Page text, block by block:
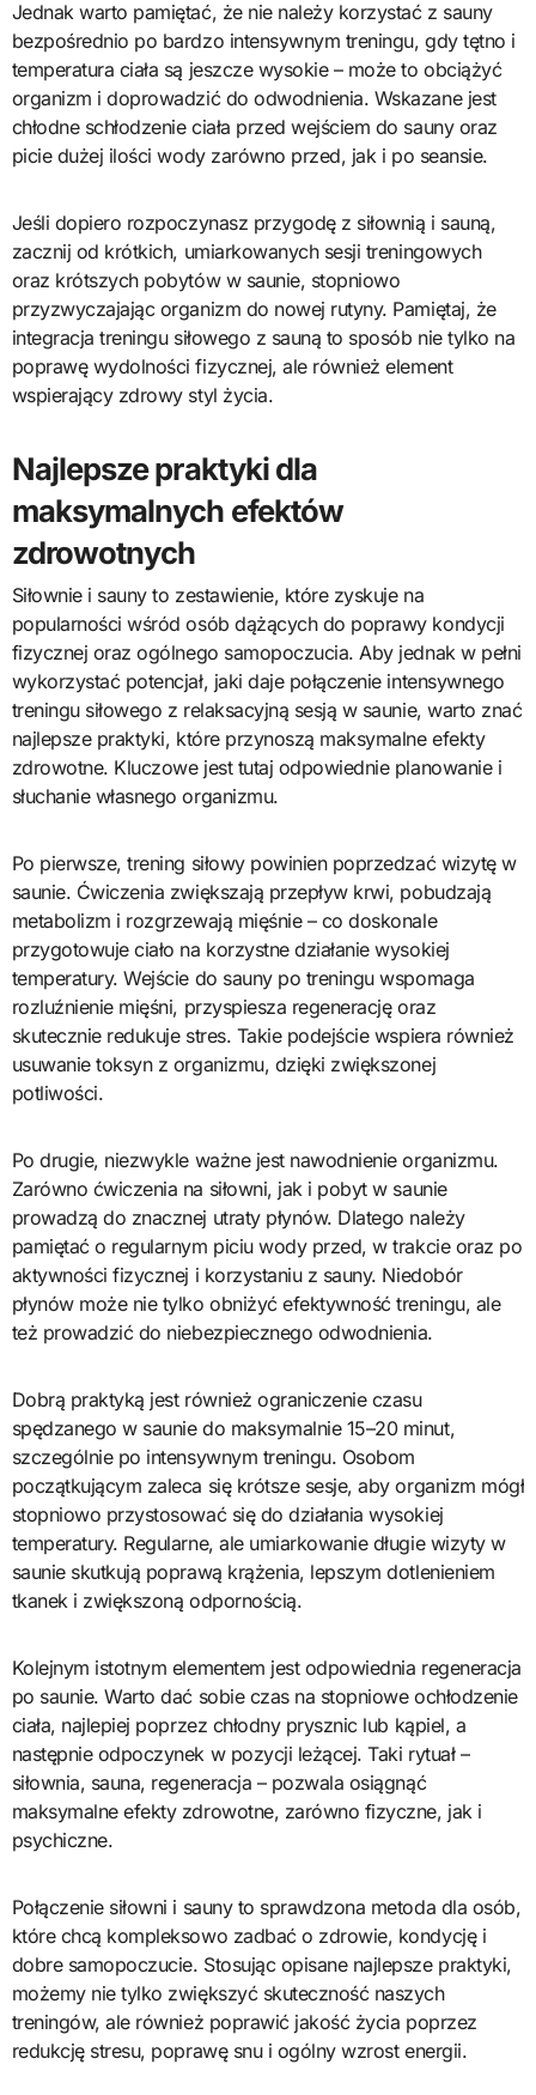
Jednak warto pamiętać, że nie należy korzystać z sauny
bezpośrednio po bardzo intensywnym treningu, gdy tętno i
temperatura ciała są jeszcze wysokie – może to obciążyć
organizm i doprowadzić do odwodnienia. Wskazane jest
chłodne schłodzenie ciała przed wejściem do sauny oraz
picie dużej ilości wody zarówno przed, jak i po seansie.
Jeśli dopiero rozpoczynasz przygodę z siłownią i sauną,
zacznij od krótkich, umiarkowanych sesji treningowych
oraz krótszych pobytów w saunie, stopniowo
przyzwyczajając organizm do nowej rutyny. Pamiętaj, że
integracja treningu siłowego z sauną to sposób nie tylko na
poprawę wydolności fizycznej, ale również element
wspierający zdrowy styl życia.
Najlepsze praktyki dla
maksymalnych efektów
zdrowotnych
Siłownie i sauny to zestawienie, które zyskuje na
popularności wśród osób dążących do poprawy kondycji
fizycznej oraz ogólnego samopoczucia. Aby jednak w pełni
wykorzystać potencjał, jaki daje połączenie intensywnego
treningu siłowego z relaksacyjną sesją w saunie, warto znać
najlepsze praktyki, które przynoszą maksymalne efekty
zdrowotne. Kluczowe jest tutaj odpowiednie planowanie i
słuchanie własnego organizmu.
Po pierwsze, trening siłowy powinien poprzedzać wizytę w
saunie. Ćwiczenia zwiększają przepływ krwi, pobudzają
metabolizm i rozgrzewają mięśnie – co doskonale
przygotowuje ciało na korzystne działanie wysokiej
temperatury. Wejście do sauny po treningu wspomaga
rozluźnienie mięśni, przyspiesza regenerację oraz
skutecznie redukuje stres. Takie podejście wspiera również
usuwanie toksyn z organizmu, dzięki zwiększonej
potliwości.
Po drugie, niezwykle ważne jest nawodnienie organizmu.
Zarówno ćwiczenia na siłowni, jak i pobyt w saunie
prowadzą do znacznej utraty płynów. Dlatego należy
pamiętać o regularnym piciu wody przed, w trakcie oraz po
aktywności fizycznej i korzystaniu z sauny. Niedobór
płynów może nie tylko obniżyć efektywność treningu, ale
też prowadzić do niebezpiecznego odwodnienia.
Dobrą praktyką jest również ograniczenie czasu
spędzanego w saunie do maksymalnie 15–20 minut,
szczególnie po intensywnym treningu. Osobom
początkującym zaleca się krótsze sesje, aby organizm mógł
stopniowo przystosować się do działania wysokiej
temperatury. Regularne, ale umiarkowanie długie wizyty w
saunie skutkują poprawą krążenia, lepszym dotlenieniem
tkanek i zwiększoną odpornością.
Kolejnym istotnym elementem jest odpowiednia regeneracja
po saunie. Warto dać sobie czas na stopniowe ochłodzenie
ciała, najlepiej poprzez chłodny prysznic lub kąpiel, a
następnie odpoczynek w pozycji leżącej. Taki rytuał –
siłownia, sauna, regeneracja – pozwala osiągnąć
maksymalne efekty zdrowotne, zarówno fizyczne, jak i
psychiczne.
Połączenie siłowni i sauny to sprawdzona metoda dla osób,
które chcą kompleksowo zadbać o zdrowie, kondycję i
dobre samopoczucie. Stosując opisane najlepsze praktyki,
możemy nie tylko zwiększyć skuteczność naszych
treningów, ale również poprawić jakość życia poprzez
redukcję stresu, poprawę snu i ogólny wzrost energii.